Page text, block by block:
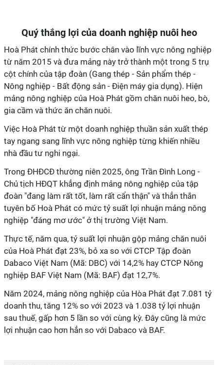
Quý thắng lợi của doanh nghiệp nuôi heo
Hoà Phát chính thức bước chân vào lĩnh vực nông nghiệp
từ năm 2015 và đưa mảng này trở thành một trong 5 trụ
cột chính của tập đoàn (Gang thép - Sản phẩm thép -
Nông nghiệp - Bất động sản - Điện máy gia dụng). Hiện
mảng nông nghiệp của Hoà Phát gồm chăn nuôi heo, bò,
gia cầm và thức ăn chăn nuôi.
Việc Hoà Phát từ một doanh nghiệp thuần sản xuất thép
tay ngang sang lĩnh vực nông nghiệp từng khiến nhiều
nhà đầu tư nghi ngại.
Trong ĐHĐCĐ thường niên 2025, ông Trần Đình Long -
Chủ tịch HĐQT khẳng định mảng nông nghiệp của tập
đoàn "đang làm rất tốt, làm rất cẩn thận" và thẳn thắn
tuyên bố Hoà Phát có mức tỷ suất lợi nhuận mảng nông
nghiệp "đáng mơ ước" ở thị trường Việt Nam.
Thực tế, năm qua, tỷ suất lợi nhuận gộp mảng chăn nuôi
của Hoà Phát đạt 23%, bỏ xa so với CTCP Tập đoàn
Dabaco Việt Nam (Mã: DBC) với 14,2% hay CTCP Nông
nghiệp BAF Việt Nam (Mã: BAF) đạt 12,7%.
Năm 2024, mảng nông nghiệp của Hòa Phát đạt 7.081 tỷ
doanh thu, tăng 12% so với 2023 và 1.038 tỷ lợi nhuận
sau thuế, gấp hơn 5 lần so với cùng kỳ. Đây cũng là mức
lợi nhuận cao hơn hẳn so với Dabaco và BAF.